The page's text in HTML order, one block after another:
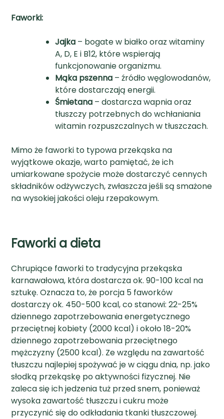
Faworki:
Jajka – bogate w białko oraz witaminy
A, D, E i B12, które wspierają
funkcjonowanie organizmu.
Mąka pszenna – źródło węglowodanów,
które dostarczają energii.
Śmietana – dostarcza wapnia oraz
tłuszczy potrzebnych do wchłaniania
witamin rozpuszczalnych w tłuszczach.
Mimo że faworki to typowa przekąska na
wyjątkowe okazje, warto pamiętać, że ich
umiarkowane spożycie może dostarczyć cennych
składników odżywczych, zwłaszcza jeśli są smażone
na wysokiej jakości oleju rzepakowym.
Faworki a dieta
Chrupiące faworki to tradycyjna przekąska
karnawałowa, która dostarcza ok. 90-100 kcal na
sztukę. Oznacza to, że porcja 5 faworków
dostarczy ok. 450-500 kcal, co stanowi: 22-25%
dziennego zapotrzebowania energetycznego
przeciętnej kobiety (2000 kcal) i około 18-20%
dziennego zapotrzebowania przeciętnego
mężczyzny (2500 kcal). Ze względu na zawartość
tłuszczu najlepiej spożywać je w ciągu dnia, np. jako
słodką przekąskę po aktywności fizycznej. Nie
zaleca się ich jedzenia tuż przed snem, ponieważ
wysoka zawartość tłuszczu i cukru może
przyczynić się do odkładania tkanki tłuszczowej.